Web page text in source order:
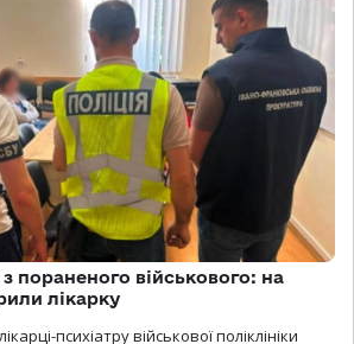
пораненого військового: на
лікарку
психіатру військової поліклініки